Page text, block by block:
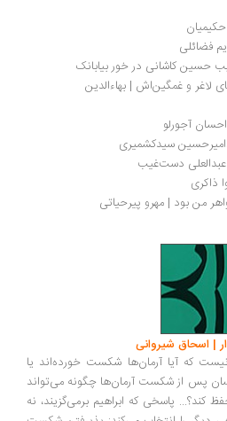
کاشانی در خور بیابانک
نگاهی به باران، با انگشت‌های لاغر و غمگین‌اش | بهاءالدین
سیدکشمیری
دست‌غیب
| مهرو پیرحیاتی
شیروانی
آرمان‌ها شکست خورده‌اند یا
شکست آرمان‌ها چگونه می‌تواند
که ابراهیم برمی‌گزیند، نه